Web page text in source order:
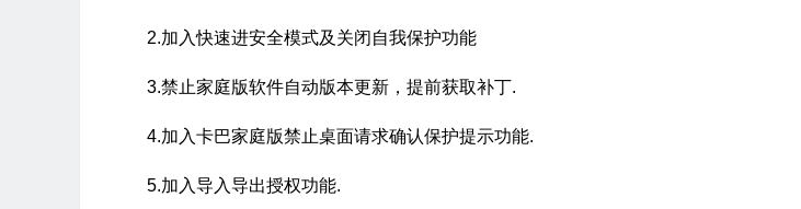
2.加入快速进安全模式及关闭自我保护功能
3.禁止家庭版软件自动版本更新，提前获取补丁.
4.加入卡巴家庭版禁止桌面请求确认保护提示功能.
5.加入导入导出授权功能.